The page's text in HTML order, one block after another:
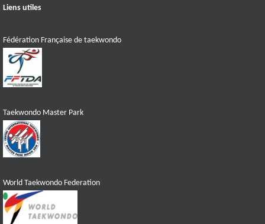
Liens utiles
Fédération Française de taekwondo
Taekwondo Master Park
World Taekwondo Federation